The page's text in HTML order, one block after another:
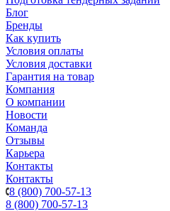
Блог
Бренды
Как купить
Условия оплаты
Условия доставки
Гарантия на товар
Компания
О компании
Новости
Команда
Отзывы
Карьера
Контакты
Контакты
8 (800) 700-57-13
8 (800) 700-57-13